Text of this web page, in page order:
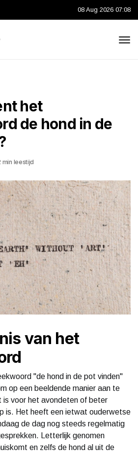
08 Aug 2026 07:08
het
de hond in de
min leestijd
van het
"de hond in de pot vinden"
op een beeldende manier aan te
is voor het avondeten of beter
is. Het heeft een ietwat ouderwetse
de dag nog steeds regelmatig
Letterlijk genomen
en zelfs de hond al uit de